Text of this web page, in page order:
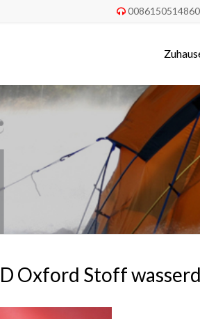

Oxford Stoff